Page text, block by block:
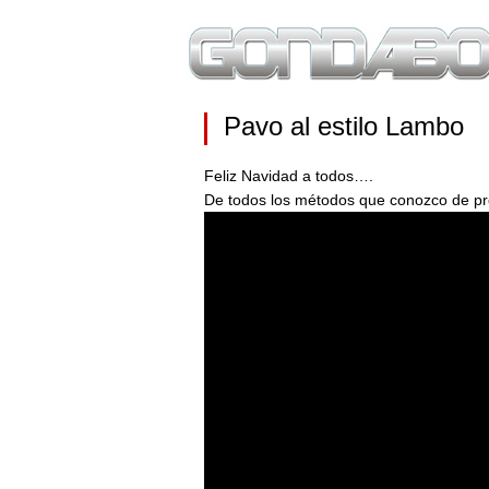
Pavo al estilo Lambo
Feliz Navidad a todos….
De todos los métodos que conozco de